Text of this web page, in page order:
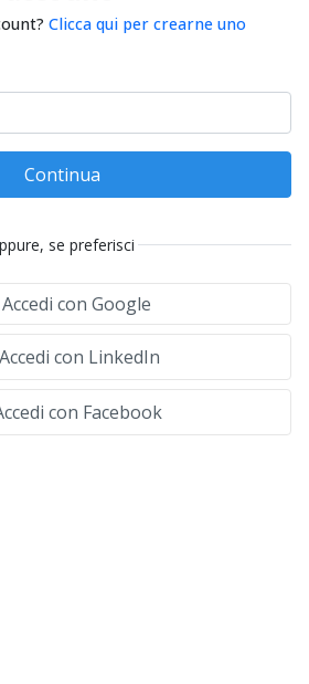
Clicca qui per crearne uno
Continua
se preferisci
Accedi con Google
Accedi con LinkedIn
con Facebook